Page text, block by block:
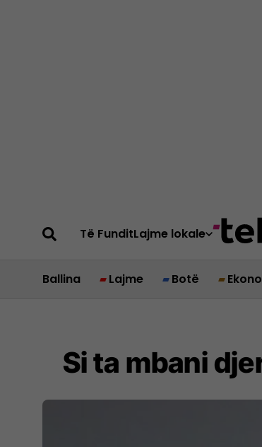
Të FunditLajme lokale
Ballina Lajme Botë
Si ta mbani